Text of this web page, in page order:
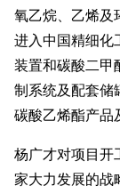
氧乙烷、乙烯及
进入中国精细化
装置和碳酸二甲
制系统及配套储
碳酸乙烯酯‌产品
杨广才对项目开
家大力发展的战